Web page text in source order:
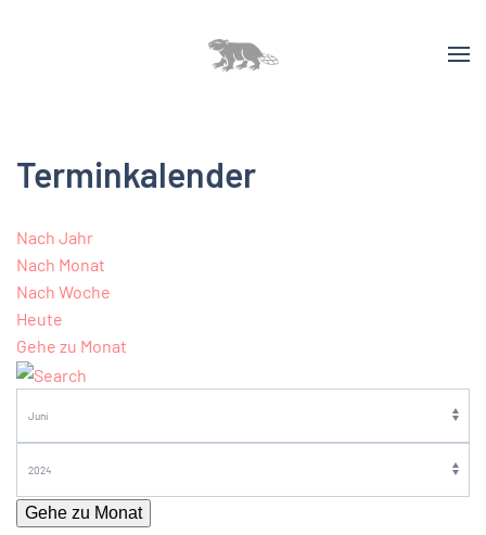
Terminkalender
Nach Jahr
Nach Monat
Nach Woche
Heute
Gehe zu Monat
Gehe zu Monat